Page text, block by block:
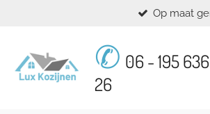
hoofdinhoud
Op maat
✆ 06 - 195 636
26